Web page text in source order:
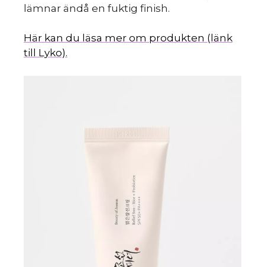
lämnar ändå en fuktig finish.
Här kan du läsa mer om produkten (länk
till Lyko).